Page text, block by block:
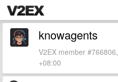
knowagents
V2EX member
+08:00